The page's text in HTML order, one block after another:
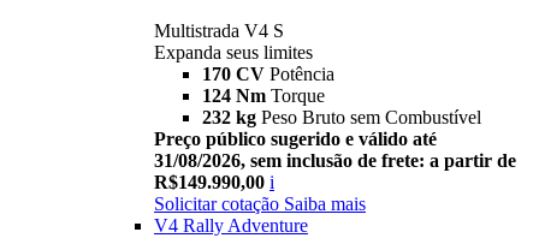
Multistrada V4 S
Expanda seus limites
170 CV Potência
124 Nm Torque
232 kg Peso Bruto sem Combustível
Preço público sugerido e válido até
31/08/2026, sem inclusão de frete: a partir de
R$149.990,00 i
Solicitar cotação Saiba mais
V4 Rally Adventure